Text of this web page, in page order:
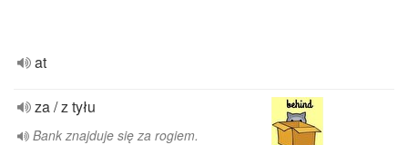
at
za / z tyłu
Bank znajduje się za rogiem.